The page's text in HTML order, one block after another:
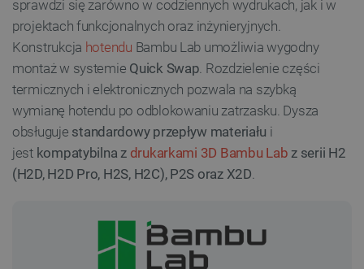
sprawdzi się zarówno w codziennych wydrukach, jak i w
projektach funkcjonalnych oraz inżynieryjnych.
Konstrukcja hotendu Bambu Lab umożliwia wygodny
montaż w systemie Quick Swap. Rozdzielenie części
termicznych i elektronicznych pozwala na szybką
wymianę hotendu po odblokowaniu zatrzasku. Dysza
obsługuje standardowy przepływ materiału i
jest kompatybilna z drukarkami 3D Bambu Lab z serii H2
(H2D, H2D Pro, H2S, H2C), P2S oraz X2D.